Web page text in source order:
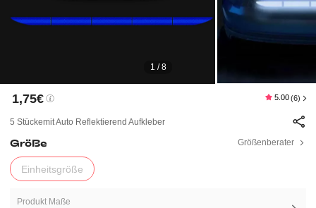
1 / 8
1,75€ 5.00 (6)
5 Stückemit Auto Reflektierend Aufkleber
Größe Größenberater
Einheitsgröße
Produkt Maße